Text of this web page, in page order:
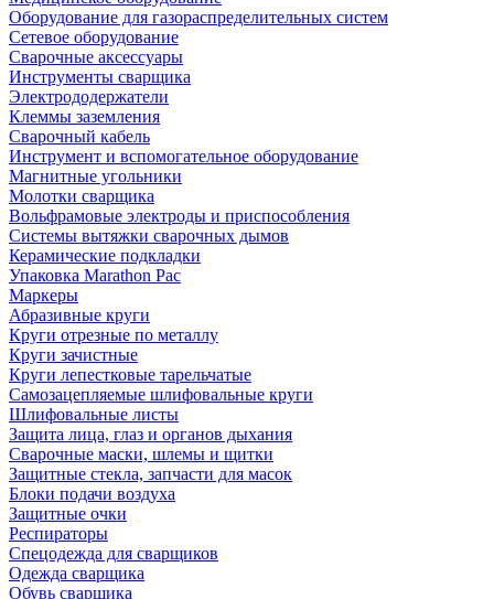
Оборудование для газораспределительных систем
Сетевое оборудование
Сварочные аксессуары
Инструменты сварщика
Электрододержатели
Клеммы заземления
Сварочный кабель
Инструмент и вспомогательное оборудование
Магнитные угольники
Молотки сварщика
Вольфрамовые электроды и приспособления
Системы вытяжки сварочных дымов
Керамические подкладки
Упаковка Marathon Pac
Маркеры
Абразивные круги
Круги отрезные по металлу
Круги зачистные
Круги лепестковые тарельчатые
Самозацепляемые шлифовальные круги
Шлифовальные листы
Защита лица, глаз и органов дыхания
Сварочные маски, шлемы и щитки
Защитные стекла, запчасти для масок
Блоки подачи воздуха
Защитные очки
Респираторы
Спецодежда для сварщиков
Одежда сварщика
Обувь сварщика